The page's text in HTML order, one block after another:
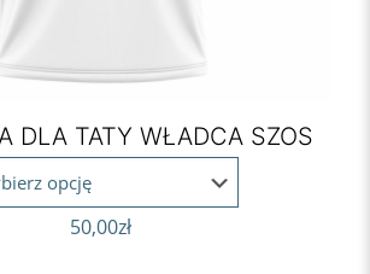
DLA TATY WŁADCA SZOS
50,00zł